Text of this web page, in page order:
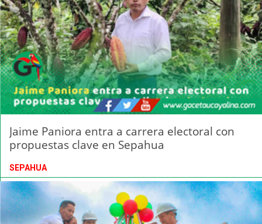
Jaime Paniora entra a carrera electoral con
propuestas clave en Sepahua
SEPAHUA